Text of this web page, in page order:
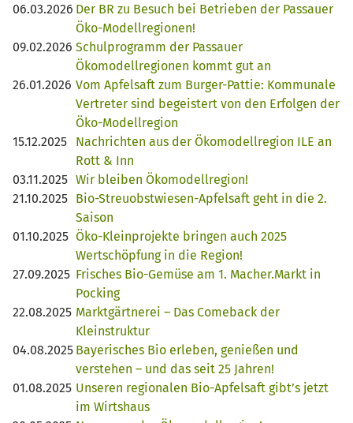
06.03.2026 Der BR zu Besuch bei Betrieben der Passauer
Öko-Modellregionen!
09.02.2026 Schulprogramm der Passauer
Ökomodellregionen kommt gut an
26.01.2026 Vom Apfelsaft zum Burger-Pattie: Kommunale
Vertreter sind begeistert von den Erfolgen der
Öko-Modellregion
15.12.2025
Nachrichten aus der Ökomodellregion ILE an
Rott & Inn
03.11.2025 Wir bleiben Ökomodellregion!
21.10.2025 Bio-Streuobstwiesen-Apfelsaft geht in die 2.
Saison
01.10.2025 Öko-Kleinprojekte bringen auch 2025
Wertschöpfung in die Region!
27.09.2025 Frisches Bio-Gemüse am 1. Macher.Markt in
Pocking
22.08.2025 Marktgärtnerei – Das Comeback der
Kleinstruktur
04.08.2025 Bayerisches Bio erleben, genießen und
verstehen – und das seit 25 Jahren!
01.08.2025 Unseren regionalen Bio-Apfelsaft gibt’s jetzt
im Wirtshaus